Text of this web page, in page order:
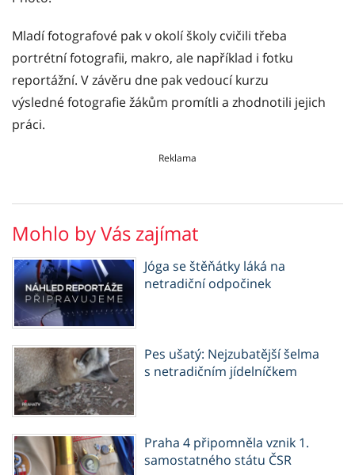
Mladí fotografové pak v okolí školy cvičili třeba
portrétní fotografii, makro, ale například i fotku
reportážní. V závěru dne pak vedoucí kurzu
výsledné fotografie žákům promítli a zhodnotili jejich
práci.
Reklama
Mohlo by Vás zajímat
Jóga se štěňátky láká na
netradiční odpočinek
Pes ušatý: Nejzubatější šelma
s netradičním jídelníčkem
Praha 4 připomněla vznik 1.
samostatného státu ČSR